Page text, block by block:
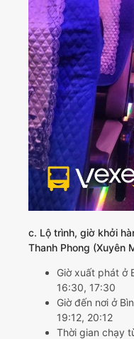
c. Lộ trình, giờ khởi
Thanh Phong (Xuyên
Giờ xuất phát ở
16:30, 17:30
Giờ đến nơi ở
19:12, 20:12
Thời gian chạy